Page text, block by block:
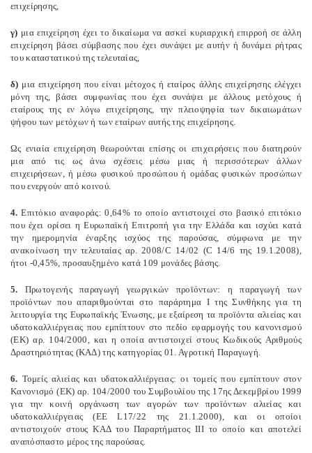
επιχείρησης,
γ) μια επιχείρηση έχει το δικαίωμα να ασκεί κυριαρχική επιρροή σε άλλη
επιχείρηση βάσει σύμβασης που έχει συνάψει με αυτήν ή δυνάμει ρήτρας
του καταστατικού της τελευταίας,
δ) μια επιχείρηση που είναι μέτοχος ή εταίρος άλλης επιχείρησης ελέγχει
μόνη της, βάσει συμφωνίας που έχει συνάψει με άλλους μετόχους ή
εταίρους της εν λόγω επιχείρησης, την πλειοψηφία των δικαιωμάτων
ψήφου των μετόχων ή των εταίρων αυτής της επιχείρησης.
Ως ενιαία επιχείρηση θεωρούνται επίσης οι επιχειρήσεις που διατηρούν
μια από τις ως άνω σχέσεις μέσω μιας ή περισσότερων άλλων
επιχειρήσεων, ή μέσω φυσικού προσώπου ή ομάδας φυσικών προσώπων
που ενεργούν από κοινού.
4.Επιτόκιο αναφοράς: 0,64% το οποίο αντιστοιχεί στο βασικό επιτόκιο
που έχει ορίσει η Ευρωπαϊκή Επιτροπή για την Ελλάδα και ισχύει κατά
την ημερομηνία έναρξης ισχύος της παρούσας, σύμφωνα με την
ανακοίνωση την τελευταίας αρ. 2008/C 14/02 (C 14/6 της 19.1.2008),
ήτοι -0,45%, προσαυξημένο κατά 109 μονάδες βάσης.
5. Πρωτογενής παραγωγή γεωργικών προϊόντων: η παραγωγή των
προϊόντων που απαριθμούνται στο παράρτημα I της Συνθήκης για τη
λειτουργία της Ευρωπαϊκής Ένωσης, με εξαίρεση τα προϊόντα αλιείας και
υδατοκαλλιέργειας που εμπίπτουν στο πεδίο εφαρμογής του κανονισμού
(ΕΚ) αρ. 104/2000, και η οποία αντιστοιχεί στους Κωδικούς Αριθμούς
Δραστηριότητας (ΚΑΔ) της κατηγορίας 01. Αγροτική Παραγωγή.
6. Τομείς αλιείας και υδατοκαλλιέργειας: οι τομείς που εμπίπτουν στον
Κανονισμό (ΕΚ) αρ. 104/2000 του Συμβουλίου της 17ης Δεκεμβρίου 1999
για την κοινή οργάνωση των αγορών των προϊόντων αλιείας και
υδατοκαλλιέργειας (EE L17/22 της 21.1.2000), και οι οποίοι
αντιστοιχούν στους ΚΑΔ του Παραρτήματος ΙΙΙ το οποίο και αποτελεί
αναπόσπαστο μέρος της παρούσας.